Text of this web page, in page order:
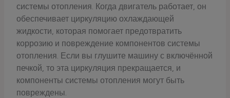
системы отопления. Когда двигатель работает, он
обеспечивает циркуляцию охлаждающей
жидкости, которая помогает предотвратить
коррозию и повреждение компонентов системы
отопления. Если вы глушите машину с включённой
печкой, то эта циркуляция прекращается, и
компоненты системы отопления могут быть
повреждены.